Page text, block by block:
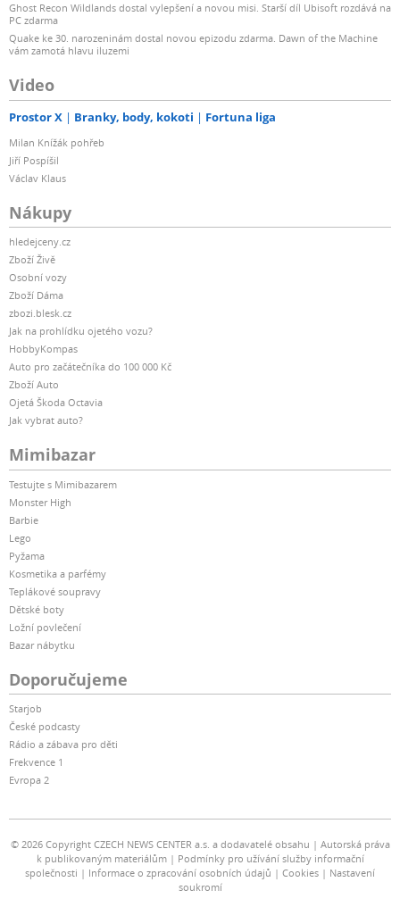
Ghost Recon Wildlands dostal vylepšení a novou misi. Starší díl Ubisoft rozdává na
PC zdarma
Quake ke 30. narozeninám dostal novou epizodu zdarma. Dawn of the Machine
vám zamotá hlavu iluzemi
Video
Prostor X Branky, body, kokoti Fortuna liga
Milan Knížák pohřeb
Jiří Pospíšil
Václav Klaus
Nákupy
hledejceny.cz
Zboží Živě
Osobní vozy
Zboží Dáma
zbozi.blesk.cz
Jak na prohlídku ojetého vozu?
HobbyKompas
Auto pro začátečníka do 100 000 Kč
Zboží Auto
Ojetá Škoda Octavia
Jak vybrat auto?
Mimibazar
Testujte s Mimibazarem
Monster High
Barbie
Lego
Pyžama
Kosmetika a parfémy
Teplákové soupravy
Dětské boty
Ložní povlečení
Bazar nábytku
Doporučujeme
Starjob
České podcasty
Rádio a zábava pro děti
Frekvence 1
Evropa 2
© 2026 Copyright CZECH NEWS CENTER a.s. a dodavatelé obsahu
Autorská práva
k publikovaným materiálům
Podmínky pro užívání služby informační
společnosti
Informace o zpracování osobních údajů Cookies
Nastavení
soukromí